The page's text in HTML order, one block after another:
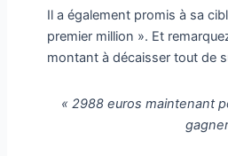
Il a également promis à sa
premier million ». Et
montant à décaisser tout de
« 2988 euros maintenant